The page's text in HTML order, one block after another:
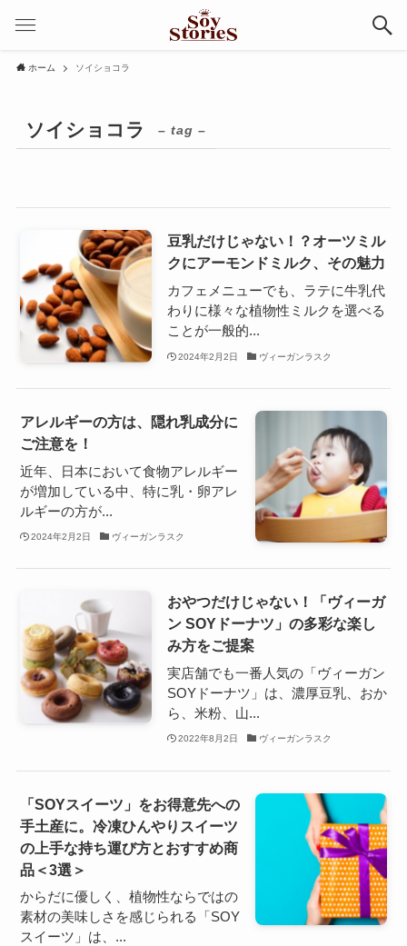
ホーム ソイショコラ
ソイショコラ – tag –
豆乳だけじゃない！？オーツミル
クにアーモンドミルク、その魅力
カフェメニューでも、ラテに牛乳代
わりに様々な植物性ミルクを選べる
ことが一般的...
2024年2月2日 ヴィーガンラスク
アレルギーの方は、隠れ乳成分に
ご注意を！
近年、日本において食物アレルギー
が増加している中、特に乳・卵アレ
ルギーの方が...
2024年2月2日 ヴィーガンラスク
おやつだけじゃない！「ヴィーガ
ン SOYドーナツ」の多彩な楽し
み方をご提案
実店舗でも一番人気の「ヴィーガン
SOYドーナツ」は、濃厚豆乳、おか
ら、米粉、山...
2022年8月2日 ヴィーガンラスク
「SOYスイーツ」をお得意先への
手土産に。冷凍ひんやりスイーツ
の上手な持ち運び方とおすすめ商
品＜3選＞
からだに優しく、植物性ならではの
素材の美味しさを感じられる「SOY
スイーツ」は、...